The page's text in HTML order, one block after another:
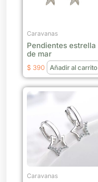
Caravanas
Pendientes estrella
de mar
$ 390 Añadir al carrito
Caravanas